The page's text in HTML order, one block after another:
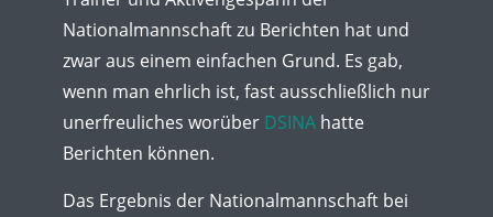
Nationalmannschaft zu Berichten hat und
zwar aus einem einfachen Grund. Es gab,
wenn man ehrlich ist, fast ausschließlich nur
unerfreuliches worüber DSINA hatte
Berichten können.
Das Ergebnis der Nationalmannschaft bei